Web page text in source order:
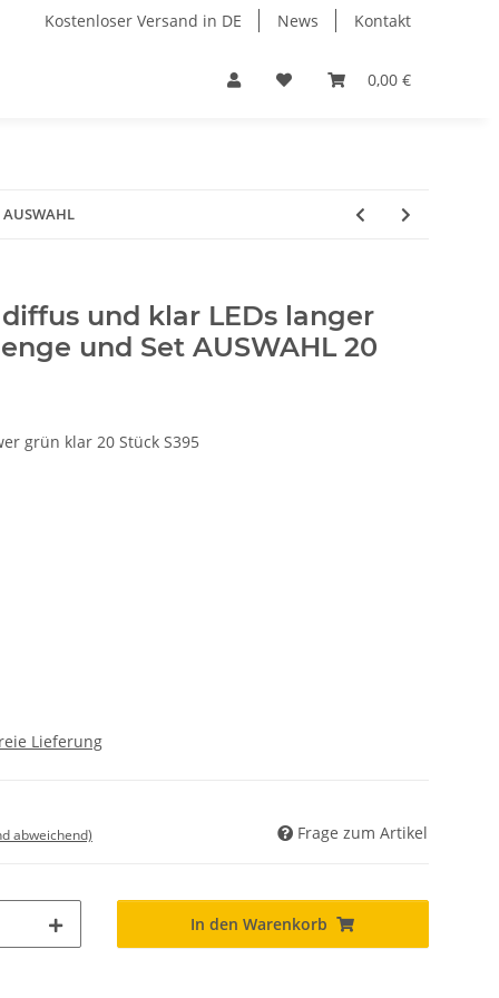
Kostenloser Versand in DE News Kontakt
0,00 €
und klar LEDs langer
und Set AUSWAHL 20
grün klar 20 Stück S395
Lieferung
abweichend) Frage zum Artikel
In den Warenkorb